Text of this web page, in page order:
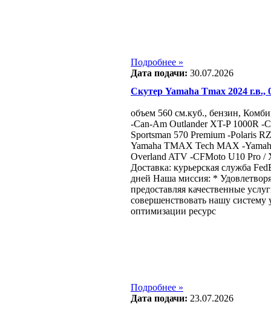
Подробнее »
Дата подачи: 30.07.2026
Скутер Yamaha Tmax 2024 г.в.,
объем 560 см.куб., бензин,
-Can-Am Outlander XT-P 1000R -
Sportsman 570 Premium -Polaris
Yamaha TMAX Tech MAX -
Overland ATV -CFMoto U10 Pro
Доставка: курьерская служба
дней Наша миссия: *
предоставляя качественные
совершенствовать нашу систему
оптимизации ресурс
Подробнее »
Дата подачи: 23.07.2026